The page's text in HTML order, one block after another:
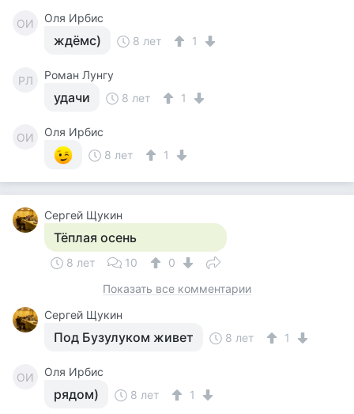
ОИ Оля Ирбис
ждёмс) 8 лет 1
РЛ Роман Лунгу
удачи 8 лет 1
ОИ
Оля Ирбис
8 лет
1
Сергей Щукин
Тёплая осень
8 лет 10
0
Показать все комментарии
Сергей Щукин
Под Бузулуком живет 8 лет 1
ОИ Оля Ирбис
рядом) 8 лет 1